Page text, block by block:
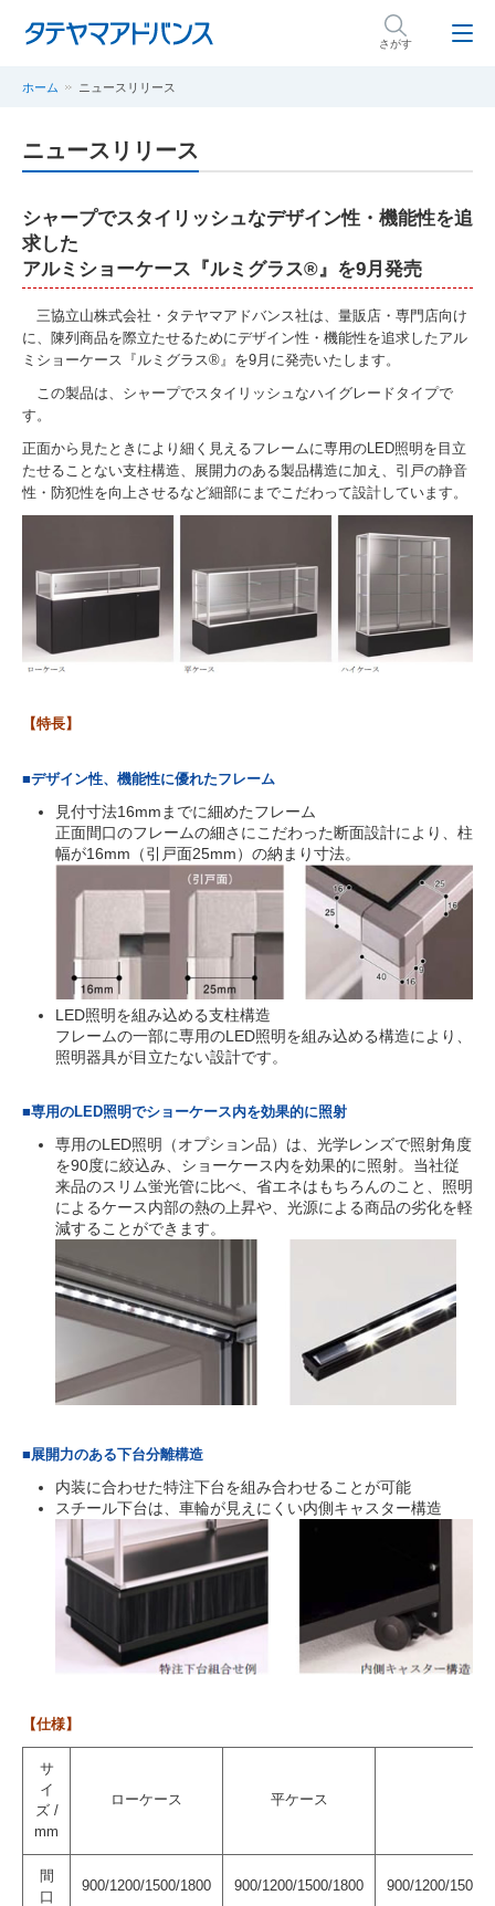
さがす
ホーム ニュースリリース
ニュースリリース
シャープでスタイリッシュなデザイン性・機能性を追
求した
アルミショーケース『ルミグラス®』を9月発売
三協立山株式会社・タテヤマアドバンス社は、量販店・専門店向け
に、陳列商品を際立たせるためにデザイン性・機能性を追求したアル
ミショーケース『ルミグラス®』を9月に発売いたします。
この製品は、シャープでスタイリッシュなハイグレードタイプで
す。
正面から見たときにより細く見えるフレームに専用のLED照明を目立
たせることない支柱構造、展開力のある製品構造に加え、引戸の静音
性・防犯性を向上させるなど細部にまでこだわって設計しています。
【特長】
■デザイン性、機能性に優れたフレーム
見付寸法16mmまでに細めたフレーム
正面間口のフレームの細さにこだわった断面設計により、柱
幅が16mm（引戸面25mm）の納まり寸法。
LED照明を組み込める支柱構造
フレームの一部に専用のLED照明を組み込める構造により、
照明器具が目立たない設計です。
■専用のLED照明でショーケース内を効果的に照射
専用のLED照明（オプション品）は、光学レンズで照射角度
を90度に絞込み、ショーケース内を効果的に照射。当社従
来品のスリム蛍光管に比べ、省エネはもちろんのこと、照明
によるケース内部の熱の上昇や、光源による商品の劣化を軽
減することができます。
■展開力のある下台分離構造
内装に合わせた特注下台を組み合わせることが可能
スチール下台は、車輪が見えにくい内側キャスター構造
【仕様】
サ
イ
ズ /
mm
ローケース 平ケース
間
口
900/1200/1500/1800 900/1200/1500/1800 900/1200/1500/